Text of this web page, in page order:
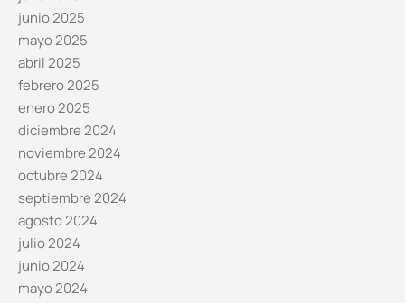
junio 2025
mayo 2025
abril 2025
febrero 2025
enero 2025
diciembre 2024
noviembre 2024
octubre 2024
septiembre 2024
agosto 2024
julio 2024
junio 2024
mayo 2024